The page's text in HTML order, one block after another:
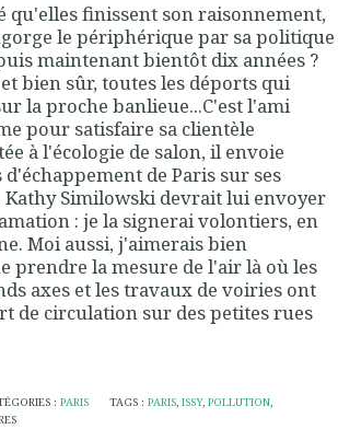
qu'elles finissent son raisonnement,
le périphérique par sa politique
maintenant bientôt dix années ?
bien sûr, toutes les déports qui
la proche banlieue...C'est l'ami
pour satisfaire sa clientèle
à l'écologie de salon, il envoie
de Paris sur ses
Kathy Similowski devrait lui envoyer
: je la signerai volontiers, en
Moi aussi, j'aimerais bien
prendre la mesure de l'air là où les
axes et les travaux de voiries ont
de circulation sur des petites rues
: PARIS TAGS :PARIS,ISSY,POLLUTION,